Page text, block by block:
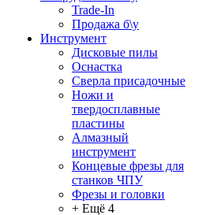
Trade-In
Продажа б\у
Инструмент
Дисковые пилы
Оснастка
Сверла присадочные
Ножи и
твердосплавные
пластины
Алмазный
инструмент
Концевые фрезы для
станков ЧПУ
Фрезы и головки
+ Ещё 4